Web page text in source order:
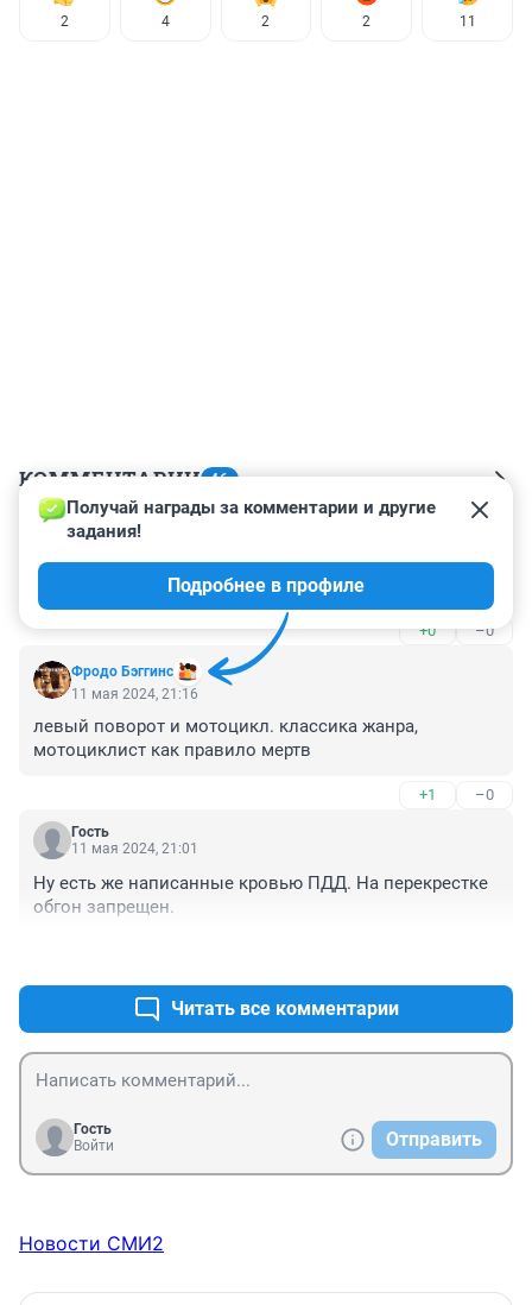
2 4 2 2 11
КОММЕНТАРИИ 46
Гость
В машине жживы....
+0 –0
Фродо Бэггинс
Получай награды за комментарии и другие
задания!
Подробнее в профиле
11 мая 2024, 21:16
левый поворот и мотоцикл. классика жанра,
мотоциклист как правило мертв
+1 –0
Гость
11 мая 2024, 21:01
Ну есть же написанные кровью ПДД. На перекрестке
обгон запрещен.
Читать все комментарии
Гость
Войти
Отправить
Новости СМИ2